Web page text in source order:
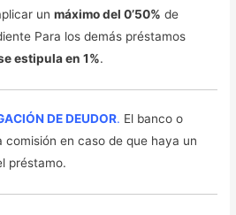
unmáximo del 0’50% de
Para los demás préstamos
estipula en 1%.
DE DEUDOR. El banco o
en caso de que haya un
préstamo.